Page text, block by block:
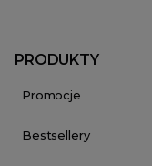
PRODUKTY
Promocje
Bestsellery